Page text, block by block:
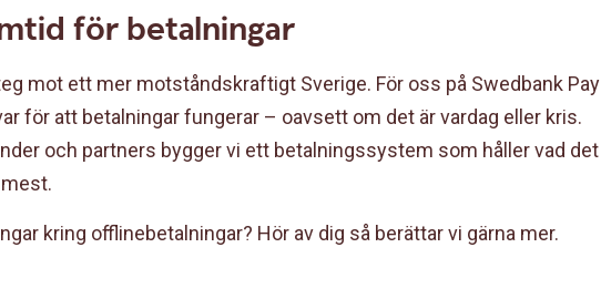
för betalningar
mot ett mer motståndskraftigt Sverige. För oss på Swedbank Pay
för att betalningar fungerar – oavsett om det är vardag eller kris.
och partners bygger vi ett betalningssystem som håller vad det
kring offlinebetalningar? Hör av dig så berättar vi gärna mer.